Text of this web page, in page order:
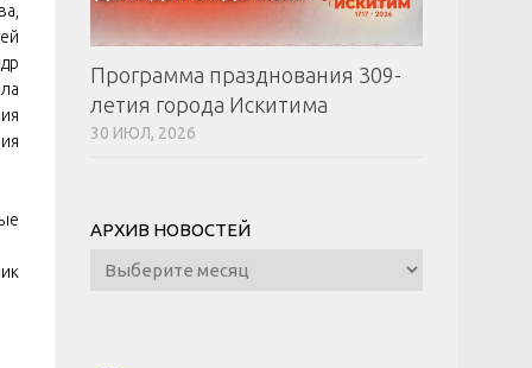
Программа празднования 309-
летия города Искитима
30 ИЮЛ, 2026
АРХИВ НОВОСТЕЙ
Архив
новостей